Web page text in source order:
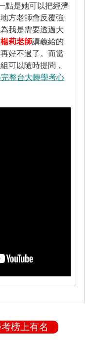
點是她可以把經濟
方老師會反覆強
我是需要透過大
楊莉老師講義給的
好不過了。而當
可以隨時提問，
完整台大轉學考心
榜上有名